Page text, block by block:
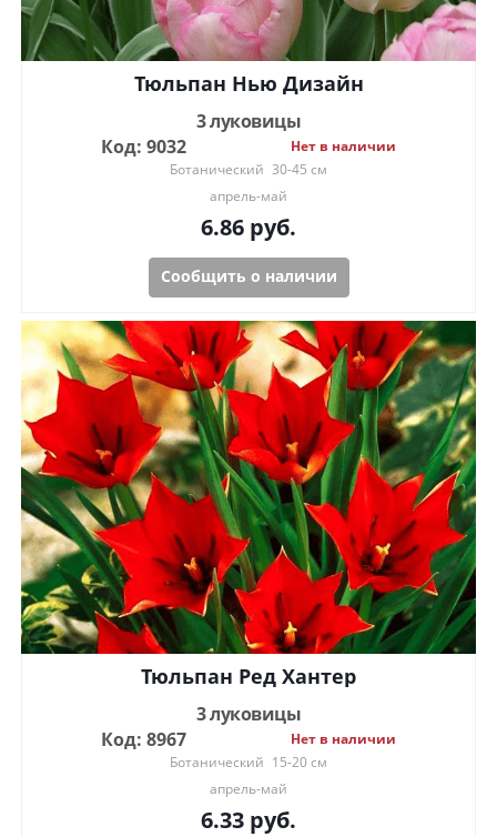
Тюльпан Нью Дизайн
3 луковицы
Код: 9032
Нет в наличии
Ботанический 30-45 см
апрель-май
6.86 руб.
Сообщить о наличии
Тюльпан Ред Хантер
3 луковицы
Код: 8967
Нет в наличии
Ботанический 15-20 см
апрель-май
6.33 руб.